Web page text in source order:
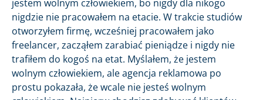
jestem wolnym człowiekiem, bo nigdy dla nikogo
nigdzie nie pracowałem na etacie. W trakcie studiów
otworzyłem firmę, wcześniej pracowałem jako
freelancer, zacząłem zarabiać pieniądze i nigdy nie
trafiłem do kogoś na etat. Myślałem, że jestem
wolnym człowiekiem, ale agencja reklamowa po
prostu pokazała, że wcale nie jesteś wolnym